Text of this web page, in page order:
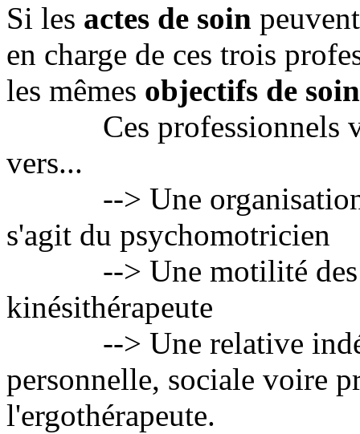
Si les actes de soin
en charge de ces trois
les mêmes objectifs de soin
Ces professionnels
vers...
--> Une organisation
s'agit du psychomotricien
--> Une motilité des
kinésithérapeute
--> Une relative
personnelle, sociale voire
l'ergothérapeute.